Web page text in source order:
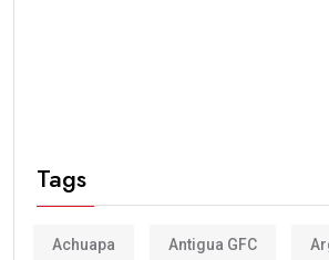
Tags
Achuapa Antigua GFC